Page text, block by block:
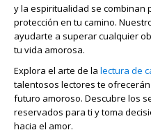
y la espiritualidad se combinan
protección en tu camino.
ayudarte a superar cualquier
tu vida amorosa.
Explora el arte de la lectura de
talentosos lectores te
futuro amoroso. Descubre los
reservados para ti y toma
hacia el amor.